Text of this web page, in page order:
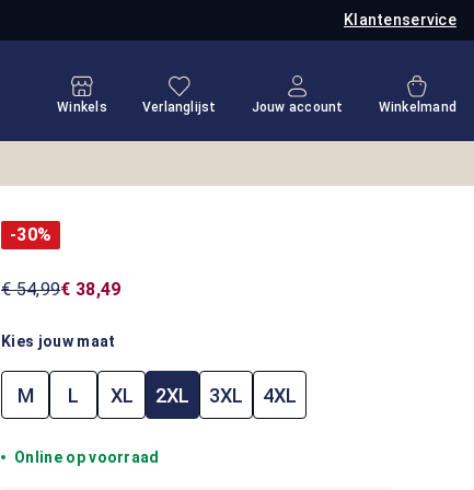
Klantenservice
Winkels
Je hebt 0 items op je verlanglijstje
Verlanglijst Jouw account Winkelmand
-30%
€ 54,99€ 38,49
Kies jouw maat
M L XL 2XL 3XL 4XL
Online op voorraad